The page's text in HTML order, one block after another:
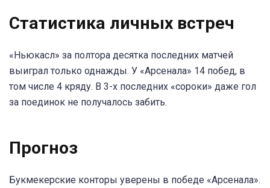
Статистика личных встреч
«Ньюкасл» за полтора десятка последних матчей
выиграл только однажды. У «Арсенала» 14 побед, в
том числе 4 кряду. В 3-х последних «сороки» даже гол
за поединок не получалось забить.
Прогноз
Букмекерские конторы уверены в победе «Арсенала».